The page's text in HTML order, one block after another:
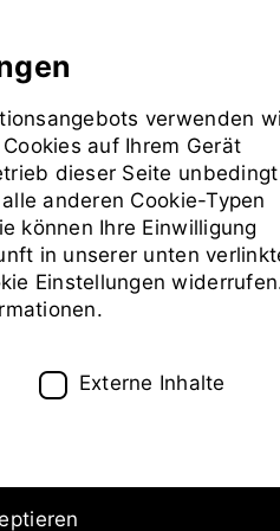
Zur Website der OTH
RESEARCH CENTER OF
Einsamkeit
Beim
Im Rahmen des ersten
durch Kommunikation in
verwenden
auf Ihrem Gerät
dieser Seite unbedingt
anderen Cookie-Typen
können Ihre Einwilligung
in unserer unten
Einstellungen
Externe Inhalte